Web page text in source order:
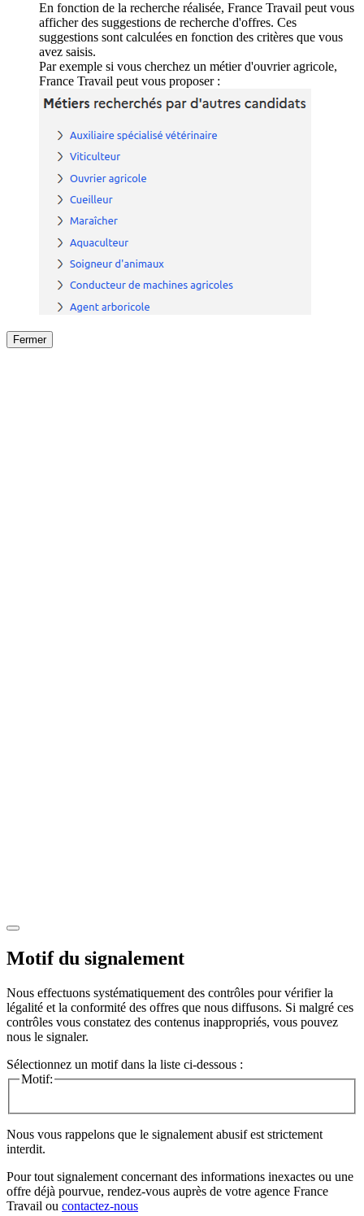
En fonction de la recherche réalisée, France Travail peut vous
afficher des suggestions de recherche d'offres. Ces
suggestions sont calculées en fonction des critères que vous
avez saisis.
Par exemple si vous cherchez un métier d'ouvrier agricole,
France Travail peut vous proposer :
Fermer
Motif du signalement
Nous effectuons systématiquement des contrôles pour vérifier la
légalité et la conformité des offres que nous diffusons. Si malgré ces
contrôles vous constatez des contenus inappropriés, vous pouvez
nous le signaler.
Sélectionnez un motif dans la liste ci-dessous :
Motif:
Nous vous rappelons que le signalement abusif est strictement
interdit.
Pour tout signalement concernant des informations inexactes ou une
offre déjà pourvue, rendez-vous auprès de votre agence France
Travail ou contactez-nous